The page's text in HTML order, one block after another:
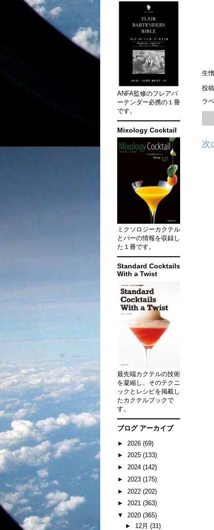
生
投
ラ
次
ANFA監修のフレアバ
ーテンダー必携の１冊
です。
Mixology Cocktail
ミクソロジーカクテル
とバーの情報を収録し
た１冊です。
Standard Cocktails
With a Twist
最先端カクテルの技術
を凝縮し、そのテクニ
ックとレシピを掲載し
たカクテルブックで
す。
ブログ アーカイブ
► 2026 (69)
► 2025 (133)
► 2024 (142)
► 2023 (175)
► 2022 (202)
► 2021 (363)
▼ 2020 (365)
► 12月 (31)